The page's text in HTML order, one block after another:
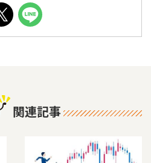
関連記事